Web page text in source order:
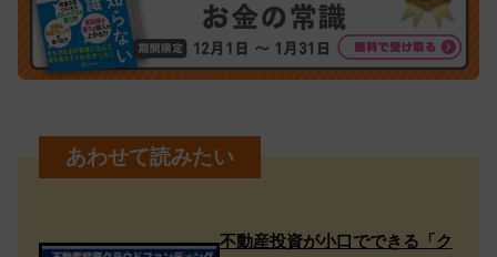
不動産投資が小口でできる「ク